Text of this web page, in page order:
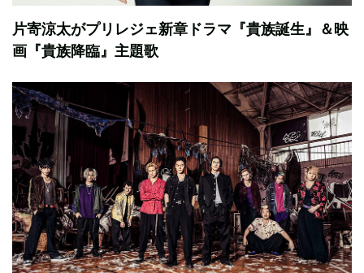
片寄涼太がプリレジェ新章ドラマ『貴族誕生』＆映
画『貴族降臨』主題歌